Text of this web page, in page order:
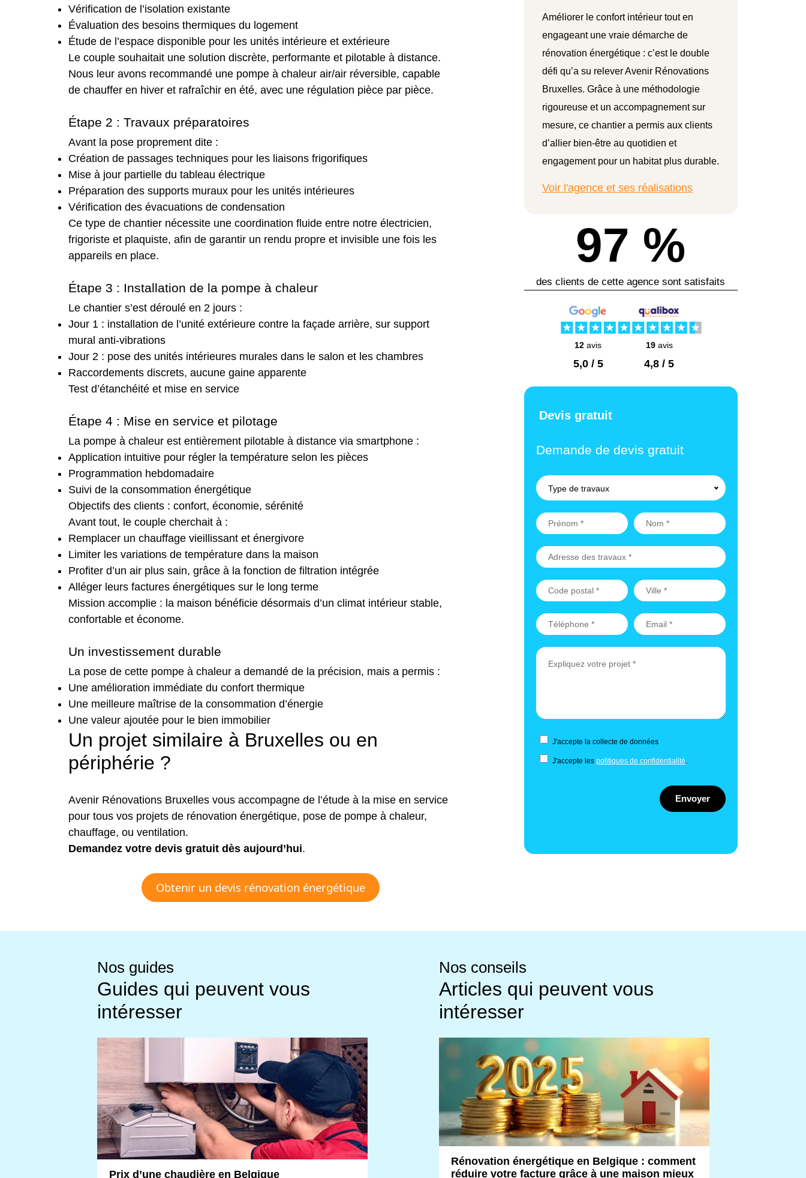
Vérification de l’isolation existante
Évaluation des besoins thermiques du logement
Étude de l’espace disponible pour les unités intérieure et extérieure
Le couple souhaitait une solution discrète, performante et pilotable à distance.
Nous leur avons recommandé une pompe à chaleur air/air réversible, capable
de chauffer en hiver et rafraîchir en été, avec une régulation pièce par pièce.
Étape 2 : Travaux préparatoires
Avant la pose proprement dite :
Création de passages techniques pour les liaisons frigorifiques
Mise à jour partielle du tableau électrique
Préparation des supports muraux pour les unités intérieures
Vérification des évacuations de condensation
Ce type de chantier nécessite une coordination fluide entre notre électricien,
frigoriste et plaquiste, afin de garantir un rendu propre et invisible une fois les
appareils en place.
Étape 3 : Installation de la pompe à chaleur
Le chantier s’est déroulé en 2 jours :
Jour 1 : installation de l’unité extérieure contre la façade arrière, sur support
mural anti-vibrations
Jour 2 : pose des unités intérieures murales dans le salon et les chambres
Raccordements discrets, aucune gaine apparente
Test d’étanchéité et mise en service
Étape 4 : Mise en service et pilotage
La pompe à chaleur est entièrement pilotable à distance via smartphone :
Application intuitive pour régler la température selon les pièces
Programmation hebdomadaire
Suivi de la consommation énergétique
Objectifs des clients : confort, économie, sérénité
Avant tout, le couple cherchait à :
Remplacer un chauffage vieillissant et énergivore
Limiter les variations de température dans la maison
Profiter d’un air plus sain, grâce à la fonction de filtration intégrée
Alléger leurs factures énergétiques sur le long terme
Mission accomplie : la maison bénéficie désormais d’un climat intérieur stable,
confortable et économe.
Un investissement durable
La pose de cette pompe à chaleur a demandé de la précision, mais a permis :
Une amélioration immédiate du confort thermique
Une meilleure maîtrise de la consommation d’énergie
Une valeur ajoutée pour le bien immobilier
Un projet similaire à Bruxelles ou en
périphérie ?
Avenir Rénovations Bruxelles vous accompagne de l’étude à la mise en service
pour tous vos projets de rénovation énergétique, pose de pompe à chaleur,
chauffage, ou ventilation.
Demandez votre devis gratuit dès aujourd’hui.
Obtenir un devis rénovation énergétique
Améliorer le confort intérieur tout en
engageant une vraie démarche de
rénovation énergétique : c’est le double
défi qu’a su relever Avenir Rénovations
Bruxelles. Grâce à une méthodologie
rigoureuse et un accompagnement sur
mesure, ce chantier a permis aux clients
d’allier bien-être au quotidien et
engagement pour un habitat plus durable.
Voir l'agence et ses réalisations
97 %
des clients de cette agence sont satisfaits
12 avis
5,0 / 5
19avis
4,8 / 5
Devis gratuit
Demande de devis gratuit
Type de travaux
J'accepte la collecte de données
J'accepte les politiques de confidentialité.
Envoyer
Nos guides
Guides qui peuvent vous
intéresser
Prix d’une chaudière en Belgique
Nos conseils
Articles qui peuvent vous
intéresser
Rénovation énergétique en Belgique : comment
réduire votre facture grâce à une maison mieux